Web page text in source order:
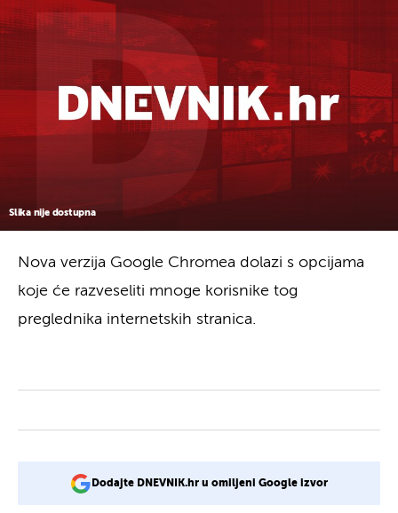
Slika nije dostupna
Nova verzija Google Chromea dolazi s opcijama
koje će razveseliti mnoge korisnike tog
preglednika internetskih stranica.
Dodajte DNEVNIK.hr u omiljeni Google izvor